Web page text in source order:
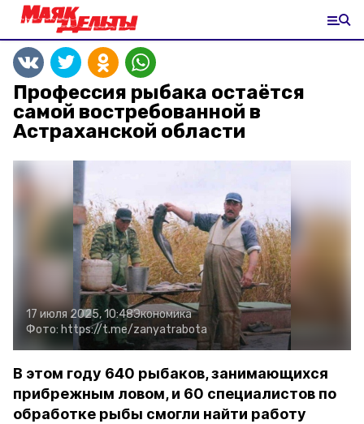
Профессия рыбака остаётся
самой востребованной в
Астраханской области
17 июля 2025, 10:48Экономика
Фото: https://t.me/zanyatrabota
В этом году 640 рыбаков, занимающихся
прибрежным ловом, и 60 специалистов по
обработке рыбы смогли найти работу